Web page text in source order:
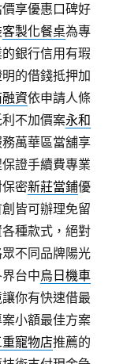
享優惠口碑好
客製化餐桌為專
銀行信用有瑕
的借錢抵押加
資依申請人條
不加價案永和
萬華區當舖享
證手續費專業
密新莊當鋪優
皆可辦理免留
種款式，絕對
不同品牌陽光
台中烏日機車
你有快速借最
小額最佳方案
重寵物店推薦的